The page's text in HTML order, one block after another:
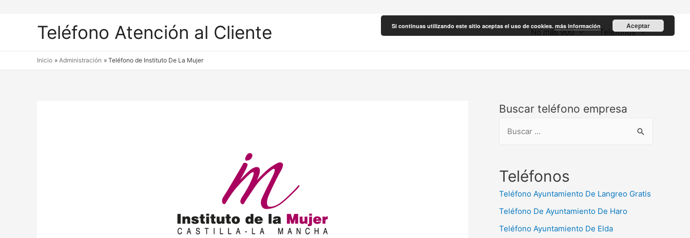
Teléfono Atención al Cliente No más 900 Teléfonos
Inicio Administración Teléfono de Instituto De La Mujer
Buscar teléfono empresa
c
Teléfonos
Teléfono Ayuntamiento De Langreo Gratis
Teléfono De Ayuntamiento De Haro
Teléfono Ayuntamiento De Elda
Si continuas utilizando este sitio aceptas el uso de cookies. más información Aceptar